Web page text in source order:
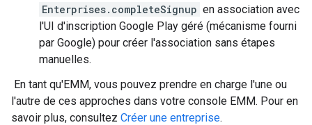
Enterprises.completeSignup en association avec
l'UI d'inscription Google Play géré (mécanisme fourni
par Google) pour créer l'association sans étapes
manuelles.
En tant qu'EMM, vous pouvez prendre en charge l'une ou
l'autre de ces approches dans votre console EMM. Pour en
savoir plus, consultez Créer une entreprise.